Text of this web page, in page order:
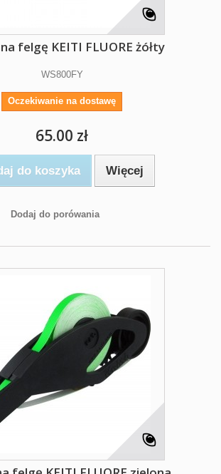
felgę KEITI FLUORE żółty
WS800FY
Oczekiwanie na dostawę
65.00 zł
do koszyka Więcej
Dodaj do porówania